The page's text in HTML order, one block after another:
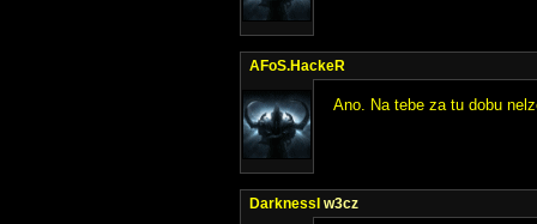
AFoS.HackeR
Ano. Na tebe za tu dobu
DarknessI w3cz